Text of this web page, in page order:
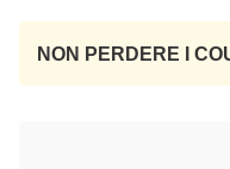
NON PERDERE I